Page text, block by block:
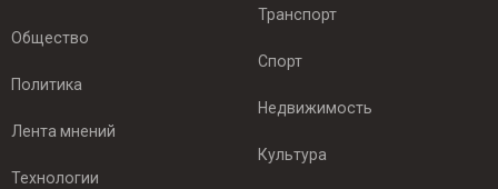
Общество
Политика
Лента мнений
Технологии
Транспорт
Спорт
Недвижимость
Культура